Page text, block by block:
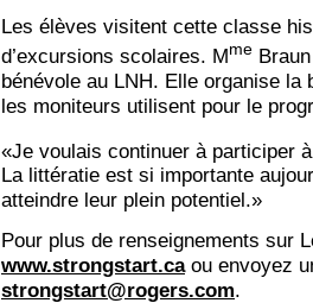
Les élèves visitent cette classe
d’excursions scolaires. Mme
bénévole au LNH. Elle organise la
les moniteurs utilisent pour le
«Je voulais continuer à participer
La littératie est si importante
atteindre leur plein potentiel.»
Pour plus de renseignements sur
www.strongstart.caou envoyez
strongstart@rogers.com.